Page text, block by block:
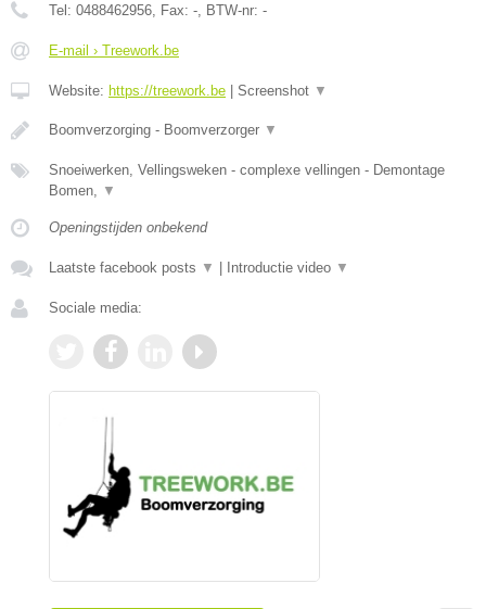
Tel: 0488462956 , Fax: - , BTW-nr: -
E-mail › Treework.be
Website: https://treework.be Screenshot ▼
Boomverzorging - Boomverzorger ▼
Snoeiwerken, Vellingsweken - complexe vellingen - Demontage
Bomen,
▼
Openingstijden onbekend
Laatste facebook posts ▼ Introductie video ▼
Sociale media: